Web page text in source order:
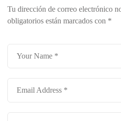
Tu dirección de correo electrónico
obligatorios están marcados con *